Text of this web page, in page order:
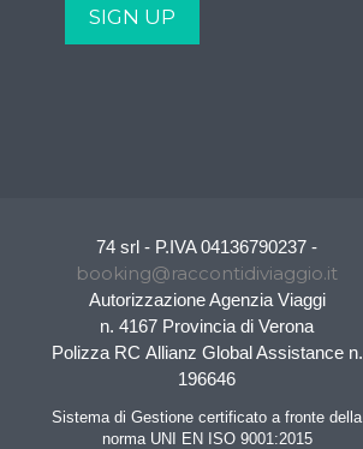
74 srl - P.IVA 04136790237 -
booking@raccontidiviaggio.it
Autorizzazione Agenzia Viaggi
n. 4167 Provincia di Verona
Polizza RC Allianz Global Assistance n.
196646
Sistema di Gestione certificato a fronte della
norma UNI EN ISO 9001:2015